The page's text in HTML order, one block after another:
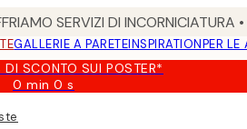
SERVIZI DI
GALLERIE A PARETEINSPIRATIONPER LE
SCONTO SUI POSTER*
0 min0 s
Valido